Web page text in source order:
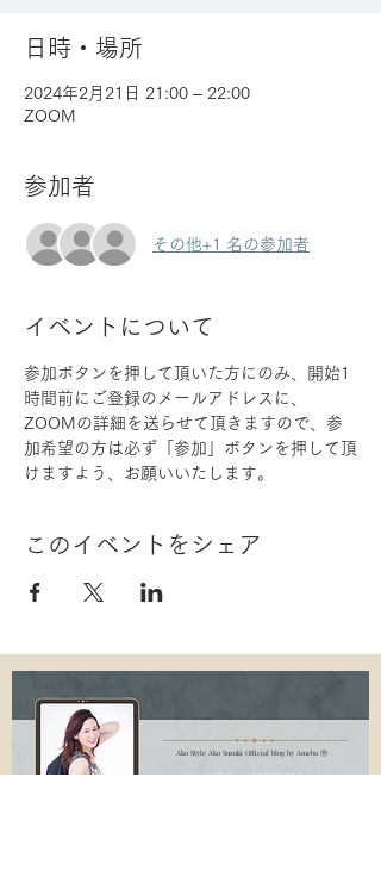
日時・場所
2024年2月21日 21:00 – 22:00
ZOOM
参加者
その他+1 名の参加者
イベントについて
参加ボタンを押して頂いた方にのみ、開始1
時間前にご登録のメールアドレスに、
ZOOMの詳細を送らせて頂きますので、参
加希望の方は必ず「参加」ボタンを押して頂
けますよう、お願いいたします。
このイベントをシェア
Ako Style Ako Suzuki Official blog by Ameba Ⓡ